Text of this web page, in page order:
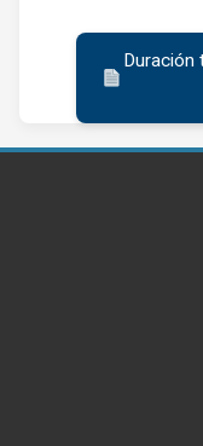
Duración